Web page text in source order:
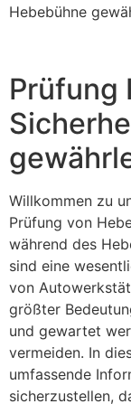
Hebebühne
Prüfung
Willkommen zu
Prüfung von
während des
sind eine
von
größter
und gewartet
vermeiden. In
umfassende
sicherzustellen,